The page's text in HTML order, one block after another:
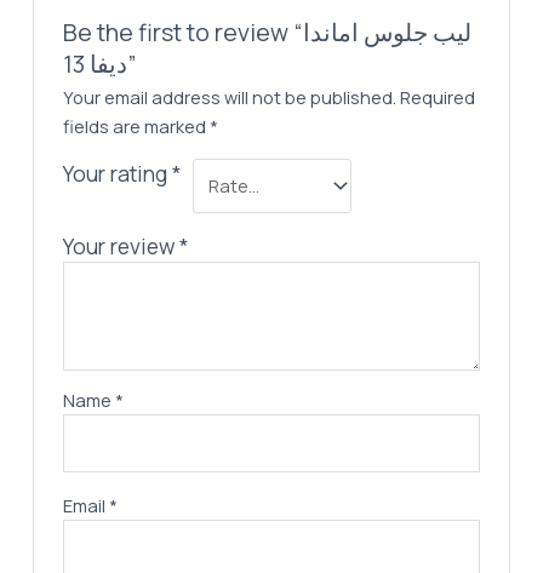
Be the first to review “ليب جلوس اماندا
ديفا 13”
Your email address will not be published. Required
fields are marked *
Your rating*
Your review*
Name *
Email *